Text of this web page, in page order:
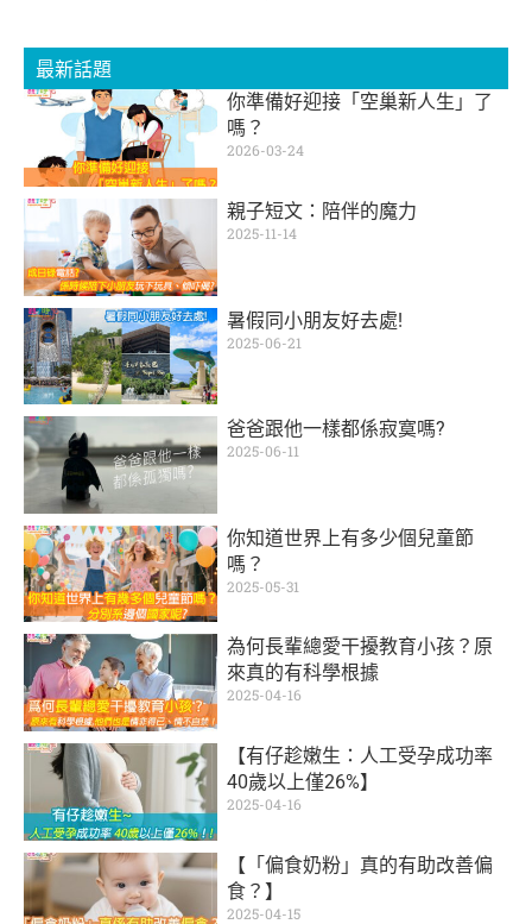
最新話題
你準備好迎接「空巢新人生」了
嗎？
2026-03-24
親子短文：陪伴的魔力
2025-11-14
暑假同小朋友好去處!
2025-06-21
爸爸跟他一樣都係寂寞嗎?
2025-06-11
你知道世界上有多少個兒童節
嗎？
2025-05-31
為何長輩總愛干擾教育小孩？原
來真的有科學根據
2025-04-16
【有仔趁嫩生：人工受孕成功率
40歲以上僅26%】
2025-04-16
【「偏食奶粉」真的有助改善偏
食？】
2025-04-15